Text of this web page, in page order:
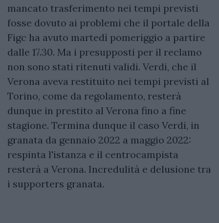
mancato trasferimento nei tempi previsti
fosse dovuto ai problemi che il portale della
Figc ha avuto martedì pomeriggio a partire
dalle 17.30. Ma i presupposti per il reclamo
non sono stati ritenuti validi. Verdi, che il
Verona aveva restituito nei tempi previsti al
Torino, come da regolamento, resterà
dunque in prestito al Verona fino a fine
stagione. Termina dunque il caso Verdi, in
granata da gennaio 2022 a maggio 2022:
respinta l'istanza e il centrocampista
resterà a Verona. Incredulità e delusione tra
i supporters granata.